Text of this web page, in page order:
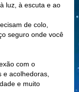
luz, à escuta e ao
de colo,
seguro onde você
com o
acolhedoras,
e muito